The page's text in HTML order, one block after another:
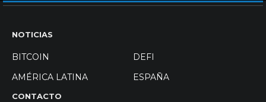
NOTICIAS
BITCOIN
DEFI
AMÉRICA LATINA
ESPAÑA
CONTACTO